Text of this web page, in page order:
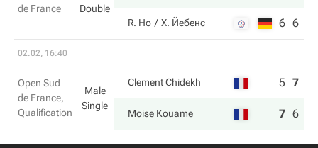
de France
Double
R. Ho Х. Йебенс 6 6
02.02, 16:40
Open Sud
de France,
Qualification
Male
Single
Clement Chidekh 5 7
Moise Kouame 7 6